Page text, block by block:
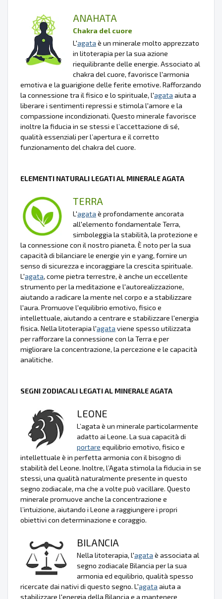
ANAHATA
Chakra del cuore
L'agata è un minerale molto apprezzato
in litoterapia per la sua azione
riequilibrante delle energie. Associato al
chakra del cuore, favorisce l'armonia
emotiva e la guarigione delle ferite emotive. Rafforzando
la connessione tra il fisico e lo spirituale, l'agata aiuta a
liberare i sentimenti repressi e stimola l'amore e la
compassione incondizionati. Questo minerale favorisce
inoltre la fiducia in se stessi e l’accettazione di sé,
qualità essenziali per l’apertura e il corretto
funzionamento del chakra del cuore.
ELEMENTI NATURALI LEGATI AL MINERALE AGATA
TERRA
L'agata è profondamente ancorata
all'elemento fondamentale Terra,
simboleggia la stabilità, la protezione e
la connessione con il nostro pianeta. È noto per la sua
capacità di bilanciare le energie yin e yang, fornire un
senso di sicurezza e incoraggiare la crescita spirituale.
L'agata, come pietra terrestre, è anche un eccellente
strumento per la meditazione e l'autorealizzazione,
aiutando a radicare la mente nel corpo e a stabilizzare
l'aura. Promuove l'equilibrio emotivo, fisico e
intellettuale, aiutando a centrare e stabilizzare l'energia
fisica. Nella litoterapia l'agata viene spesso utilizzata
per rafforzare la connessione con la Terra e per
migliorare la concentrazione, la percezione e le capacità
analitiche.
SEGNI ZODIACALI LEGATI AL MINERALE AGATA
LEONE
L’agata è un minerale particolarmente
adatto ai Leone. La sua capacità di
portare equilibrio emotivo, fisico e
intellettuale è in perfetta armonia con il bisogno di
stabilità del Leone. Inoltre, l’Agata stimola la fiducia in se
stessi, una qualità naturalmente presente in questo
segno zodiacale, ma che a volte può vacillare. Questo
minerale promuove anche la concentrazione e
l’intuizione, aiutando i Leone a raggiungere i propri
obiettivi con determinazione e coraggio.
BILANCIA
Nella litoterapia, l'agata è associata al
segno zodiacale Bilancia per la sua
armonia ed equilibrio, qualità spesso
ricercate dai nativi di questo segno. L'agata aiuta a
stabilizzare l'energia della Bilancia e a mantenere